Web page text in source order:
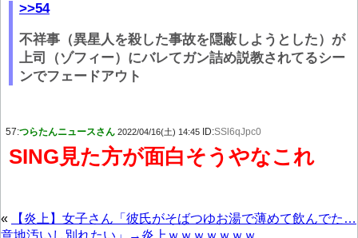
>>54
不祥事（異星人を殺した事故を隠蔽しようとした）が
上司（ゾフィー）にバレてガン詰め説教されてるシー
ンでフェードアウト
57:つらたんニュースさん 2022/04/16(土) 14:45 ID:SSl6qJpc0
SING見た方が面白そうやなこれ
«
【炎上】女子さん「彼氏がそばつゆお湯で薄めて飲んでた…
意地汚いし別れたい」→炎上ｗｗｗｗｗｗｗ